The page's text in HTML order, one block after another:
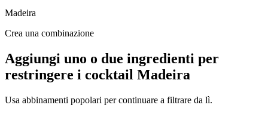
Madeira
Crea una combinazione
Aggiungi uno o due ingredienti per
restringere i cocktail Madeira
Usa abbinamenti popolari per continuare a filtrare da lì.